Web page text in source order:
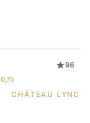
96
0,75
CHÂTEAU LYNCH